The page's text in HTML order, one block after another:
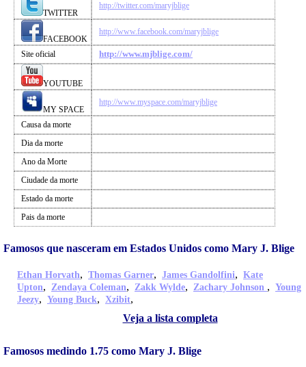
TWITTER
http://twitter.com/maryjblige
FACEBOOK
http://www.facebook.com/maryjblige
Site oficial http://www.mjblige.com/
YOUTUBE
MY SPACE
http://www.myspace.com/maryjblige
Causa da morte
Dia da morte
Ano da Morte
Ciudade da morte
Estado da morte
Pais da morte
Famosos que nasceram em Estados Unidos como Mary J. Blige
Ethan Horvath, Thomas Garner, James Gandolfini, Kate
Upton, Zendaya Coleman, Zakk Wylde, Zachary Johnson , Young
Jeezy, Young Buck, Xzibit,
Veja a lista completa
Famosos medindo 1.75 como Mary J. Blige